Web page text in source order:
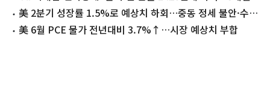
만에 최저
美 2분기 성장률 1.5%로 예상치 하회…중동 정세 불안·수입
증가(종합)
美 6월 PCE 물가 전년대비 3.7%↑…시장 예상치 부합